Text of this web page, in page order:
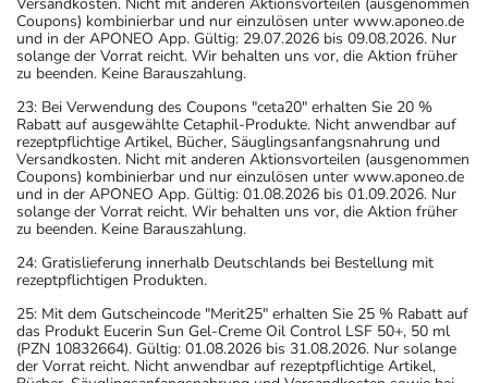
Coupons) kombinierbar und nur einzulösen unter www.aponeo.de
und in der APONEO App. Gültig: 29.07.2026 bis 09.08.2026. Nur
solange der Vorrat reicht. Wir behalten uns vor, die Aktion früher
zu beenden. Keine Barauszahlung.
23: Bei Verwendung des Coupons "ceta20" erhalten Sie 20 %
Rabatt auf ausgewählte Cetaphil-Produkte. Nicht anwendbar auf
rezeptpflichtige Artikel, Bücher, Säuglingsanfangsnahrung und
Versandkosten. Nicht mit anderen Aktionsvorteilen (ausgenommen
Coupons) kombinierbar und nur einzulösen unter www.aponeo.de
und in der APONEO App. Gültig: 01.08.2026 bis 01.09.2026. Nur
solange der Vorrat reicht. Wir behalten uns vor, die Aktion früher
zu beenden. Keine Barauszahlung.
24: Gratislieferung innerhalb Deutschlands bei Bestellung mit
rezeptpflichtigen Produkten.
25: Mit dem Gutscheincode "Merit25" erhalten Sie 25 % Rabatt auf
das Produkt Eucerin Sun Gel-Creme Oil Control LSF 50+, 50 ml
(PZN 10832664). Gültig: 01.08.2026 bis 31.08.2026. Nur solange
der Vorrat reicht. Nicht anwendbar auf rezeptpflichtige Artikel,